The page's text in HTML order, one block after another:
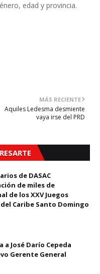
edad y provincia.
MÁS RECIENTE
Aquiles Ledesma desmiente
vaya irse del PRD
de DASAC
de miles de
de los XXV Juegos
Caribe Santo Domingo
a José Darío Cepeda
Gerente General